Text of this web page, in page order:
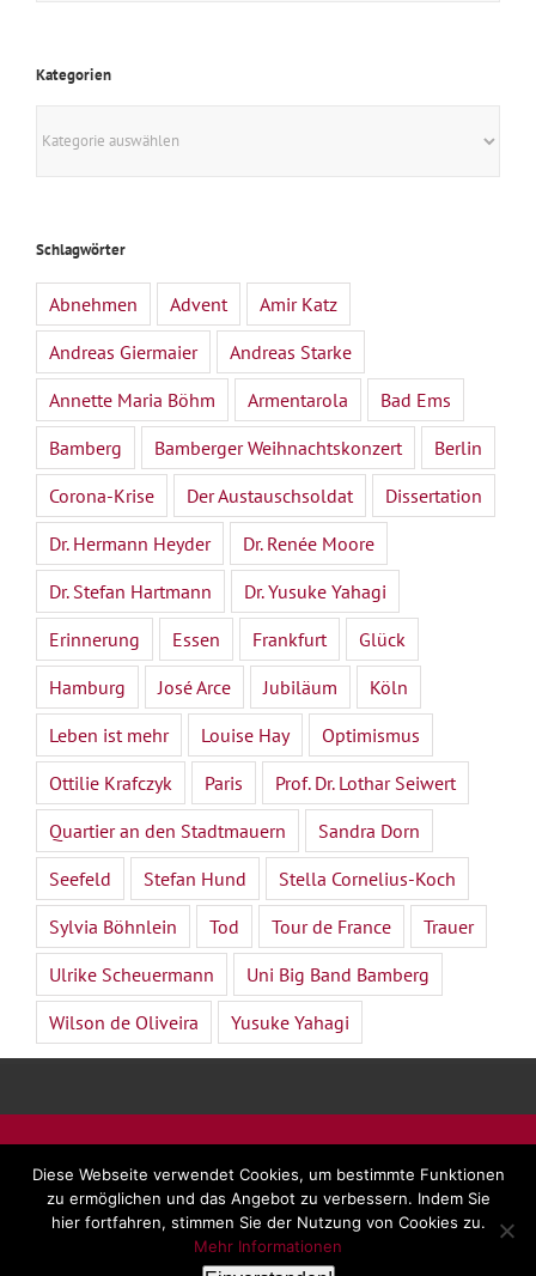
Kategorien
Schlagwörter
Abnehmen Advent
Amir Katz
Andreas Giermaier
Andreas Starke
Annette Maria Böhm
Armentarola
Bad Ems
Bamberg
Bamberger Weihnachtskonzert
Berlin
Corona-Krise
Der Austauschsoldat
Dissertation
Dr. Hermann Heyder
Dr. Renée Moore
Dr. Stefan Hartmann
Dr. Yusuke Yahagi
Erinnerung
Essen Frankfurt
Glück
Hamburg
José Arce Jubiläum
Köln
Leben ist mehr
Louise Hay
Optimismus
Ottilie Krafczyk
Paris
Prof. Dr. Lothar Seiwert
Quartier an den Stadtmauern
Sandra Dorn
Seefeld
Stefan Hund
Stella Cornelius-Koch
Sylvia Böhnlein
Tod Tour de France
Trauer
Ulrike Scheuermann
Uni Big Band Bamberg
Wilson de Oliveira
Yusuke Yahagi
©2026 - Dr. Beate Forsbach |Impressum|AGB|
Datenschutz
LinkedInFacebookYouTube
E-
Diese Webseite verwendet Cookies, um bestimmte Funktionen
zu ermöglichen und das Angebot zu verbessern. Indem Sie
hier fortfahren, stimmen Sie der Nutzung von Cookies zu.
Mehr Informationen